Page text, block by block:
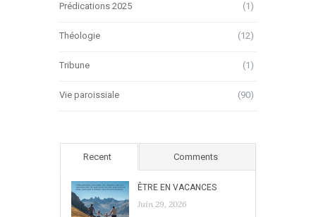
Prédications 2025 (1)
Théologie (12)
Tribune (1)
Vie paroissiale (90)
Recent Comments
ÊTRE EN VACANCES
Juin 29, 2026